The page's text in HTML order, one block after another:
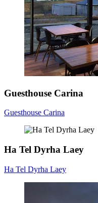
Guesthouse Carina
Guesthouse Carina
Ha Tel Dyrha Laey
Ha Tel Dyrha Laey